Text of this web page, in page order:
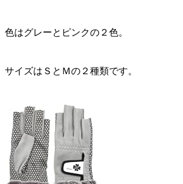
色はグレーとピンクの２色。
サイズはＳとＭの２種類です。